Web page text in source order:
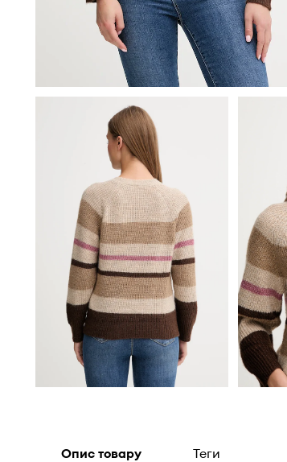
Опис товару Теги